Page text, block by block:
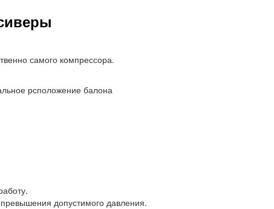
самого компрессора.
рсположение балона
допустимого давления.